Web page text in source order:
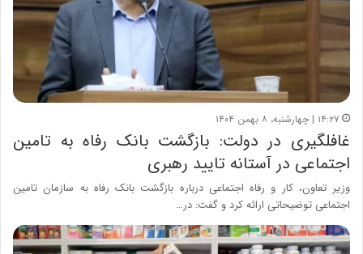
۱۴:۲۷ | چهارشنبه، ۸ بهمن ۱۴۰۴
غافلگیری در دولت: بازگشت بانک رفاه به تامین
اجتماعی در آستانه تایید رهبری
وزیر تعاون، کار و رفاه اجتماعی درباره بازگشت بانک رفاه به سازمان تامین
اجتماعی توضیحاتی ارائه کرد و گفت: در…